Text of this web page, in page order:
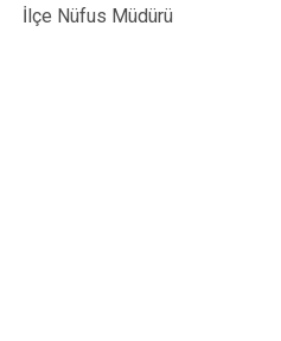
İlçe Nüfus Müdürü